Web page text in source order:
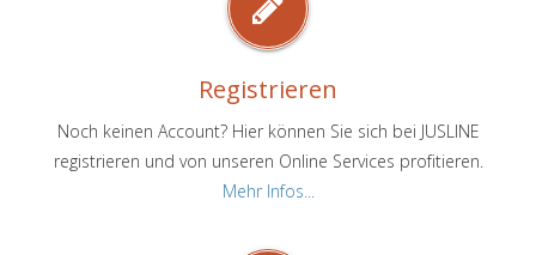
Registrieren
Noch keinen Account? Hier können Sie sich bei JUSLINE
registrieren und von unseren Online Services profitieren.
Mehr Infos...